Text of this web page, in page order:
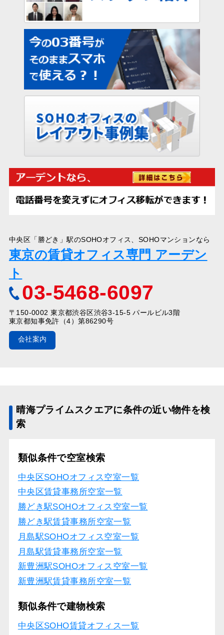
中央区「勝どき」駅のSOHOオフィス、SOHOマンションなら
東京の賃貸オフィス専門 アーデン
ト
03-5468-6097
〒150-0002 東京都渋谷区渋谷3-15-5 パールビル3階
東京都知事免許（4）第86290号
会社案内
晴海プライムスクエアに条件の近い物件を検
索
類似条件で空室検索
中央区SOHOオフィス空室一覧
中央区賃貸事務所空室一覧
勝どき駅SOHOオフィス空室一覧
勝どき駅賃貸事務所空室一覧
月島駅SOHOオフィス空室一覧
月島駅賃貸事務所空室一覧
新豊洲駅SOHOオフィス空室一覧
新豊洲駅賃貸事務所空室一覧
類似条件で建物検索
中央区SOHO賃貸オフィス一覧